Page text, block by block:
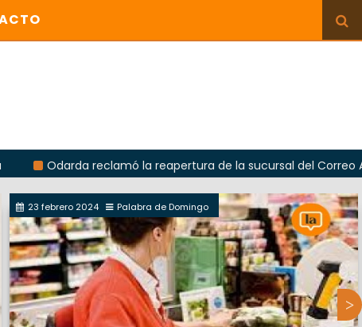
reclamó la reapertura de la sucursal del Correo Argentino
23 febrero 2024 Palabra de Domingo